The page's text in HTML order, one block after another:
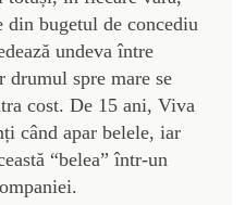
din bugetul de concediu
undeva între
drumul spre mare se
cost. De 15 ani, Viva
când apar belele, iar
“belea” într-un